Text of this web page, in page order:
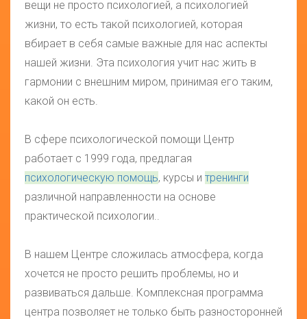
вещи не просто психологией, а психологией
жизни, то есть такой психологией, которая
вбирает в себя самые важные для нас аспекты
нашей жизни. Эта психология учит нас жить в
гармонии с внешним миром, принимая его таким,
какой он есть.
В сфере психологической помощи Центр
работает c 1999 года, предлагая
психологическую помощь, курсы и тренинги
различной направленности на основе
практической психологии..
В нашем Центре сложилась атмосфера, когда
хочется не просто решить проблемы, но и
развиваться дальше. Комплексная программа
центра позволяет не только быть разносторонней